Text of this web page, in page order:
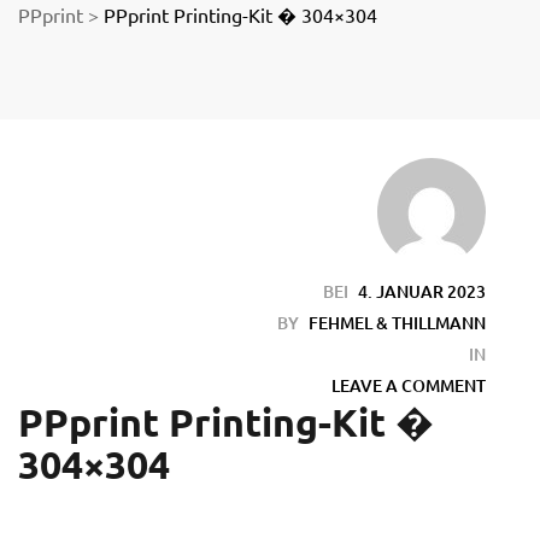
PPprint > PPprint Printing-Kit � 304×304
BEI 4. JANUAR 2023
BY FEHMEL & THILLMANN
IN
LEAVE A COMMENT
PPprint Printing-Kit �
304×304